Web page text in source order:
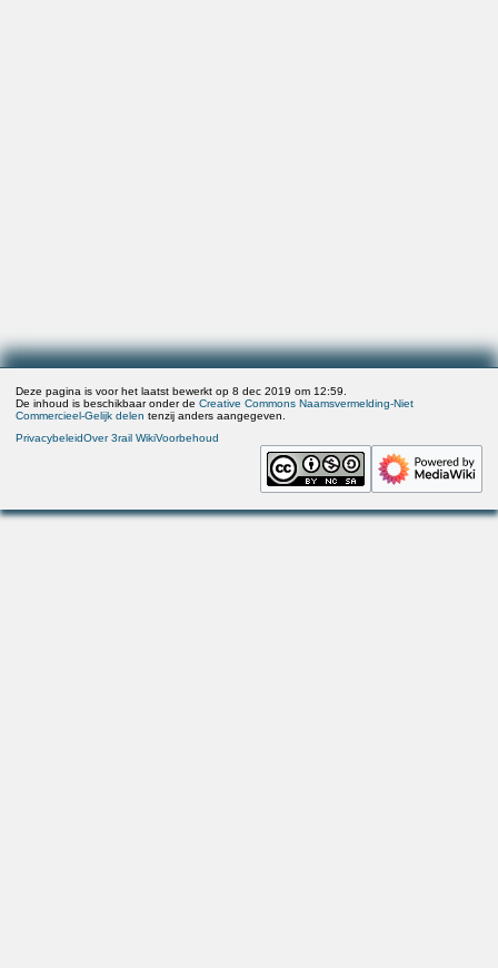
Deze pagina is voor het laatst bewerkt op 8 dec 2019 om 12:59.
De inhoud is beschikbaar onder deCreative Commons Naamsvermelding-Niet
Commercieel-Gelijk delen tenzij anders aangegeven.
PrivacybeleidOver 3rail WikiVoorbehoud